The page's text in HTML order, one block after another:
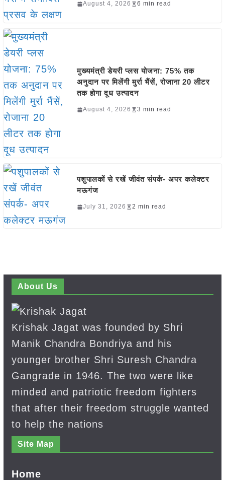
August 4, 2026 6 min read
मुख्यमंत्री डेयरी प्लस योजना: 75% तक
अनुदान पर मिलेंगी मुर्रा भैंसें, रोजाना 20 लीटर
तक होगा दूध उत्पादन
August 4, 2026 3 min read
पशुपालकों से रखें जीवंत संपर्क- अपर कलेक्टर
मऊगंज
July 31, 2026 2 min read
About Us
Krishak Jagat was founded by Shri
Manik Chandra Bondriya and his
younger brother Shri Suresh Chandra
Gangrade in 1946. The two were like
minded and patriotic freedom fighters
that after their freedom struggle wanted
to help the nations
Site Map
Home